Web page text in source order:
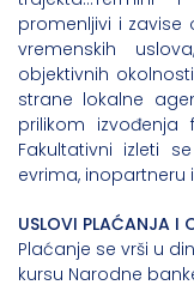
promenljivi i
vremenskih
objektivnih
strane lokalne
prilikom izvođenja
Fakultativni izleti
evrima, inopartneru
USLOVI PLAĆANJA I
Plaćanje se vrši u
kursu Narodne